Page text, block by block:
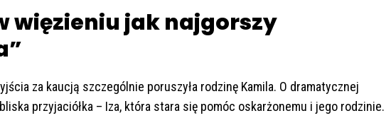
więzieniu jak najgorszy
za kaucją szczególnie poruszyła rodzinę Kamila. O dramatycznej
przyjaciółka – Iza, która stara się pomóc oskarżonemu i jego rodzinie.